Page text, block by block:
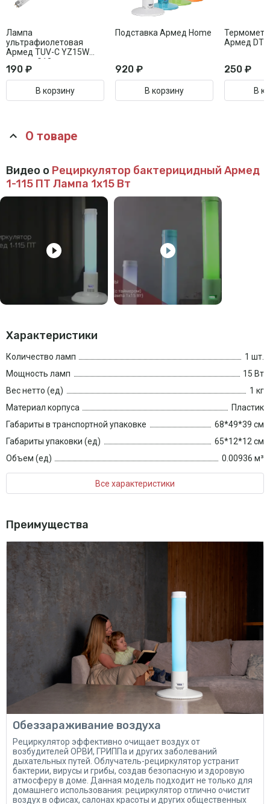
Лампа
ультрафиолетовая
Армед TUV-C YZ15W
цоколь G13
190 ₽
В корзину
Подставка Армед Home
920 ₽
В корзину
Армед
250 ₽
В
О товаре
Видео о Рециркулятор бактерицидный Армед
1-115 ПТ Лампа 1х15 Вт
Характеристики
Количество ламп
1 шт.
Мощность ламп
15 Вт
Вес нетто (ед)
1 кг
Материал корпуса
Пластик
Габариты в транспортной упаковке
68*49*39 см
Габариты упаковки (ед)
65*12*12 см
Объем (ед)
0.00936 м³
Все характеристики
Преимущества
Обеззараживание воздуха
Рециркулятор эффективно очищает воздух от
возбудителей ОРВИ, ГРИППа и других заболеваний
дыхательных путей. Облучатель-рециркулятор устранит
бактерии, вирусы и грибы, создав безопасную и здоровую
атмосферу в доме. Данная модель подходит не только для
домашнего использования: рециркулятор отлично очистит
воздух в офисах, салонах красоты и других общественных